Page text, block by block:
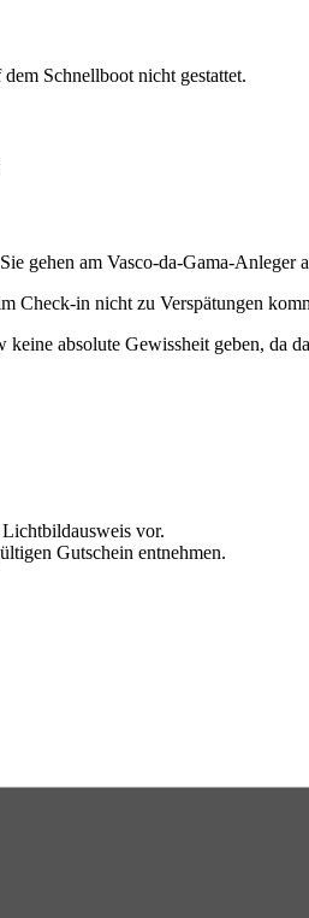
Schnellboot nicht gestattet.
gehen am Vasco-da-Gama-Anleger
Check-in nicht zu Verspätungen
absolute Gewissheit geben, da
vor.
Gutschein entnehmen.